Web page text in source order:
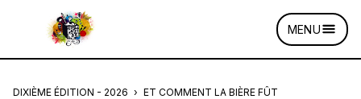
MENU
DIXIÈME ÉDITION - 2026 › ET COMMENT LA BIÈRE FÛT